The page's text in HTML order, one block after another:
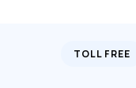
TOLL FREE